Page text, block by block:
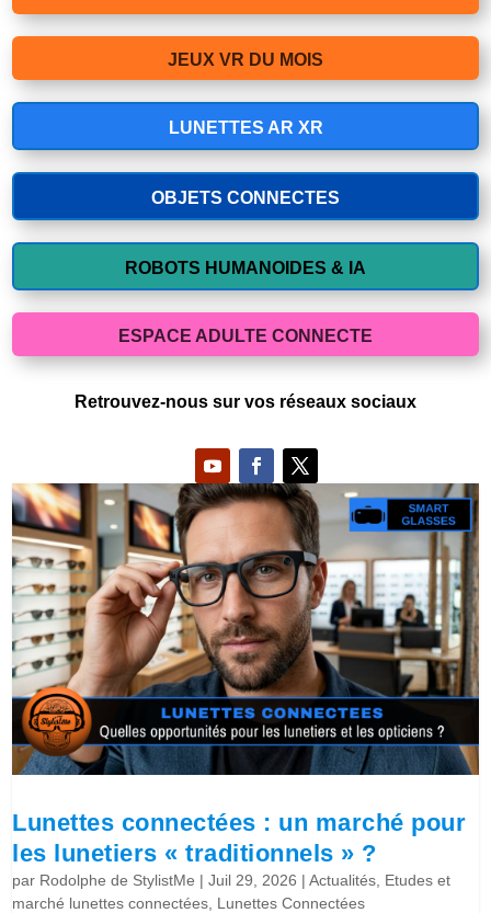
JEUX VR DU MOIS
LUNETTES AR XR
OBJETS CONNECTES
ROBOTS HUMANOIDES & IA
ESPACE ADULTE CONNECTE
Retrouvez-nous sur vos réseaux sociaux
Lunettes connectées : un marché pour
les lunetiers « traditionnels » ?
par Rodolphe de StylistMe |Juil 29, 2026 |Actualités Etudes et
marché lunettes connectées Lunettes Connectées